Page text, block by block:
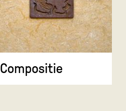
Compositie